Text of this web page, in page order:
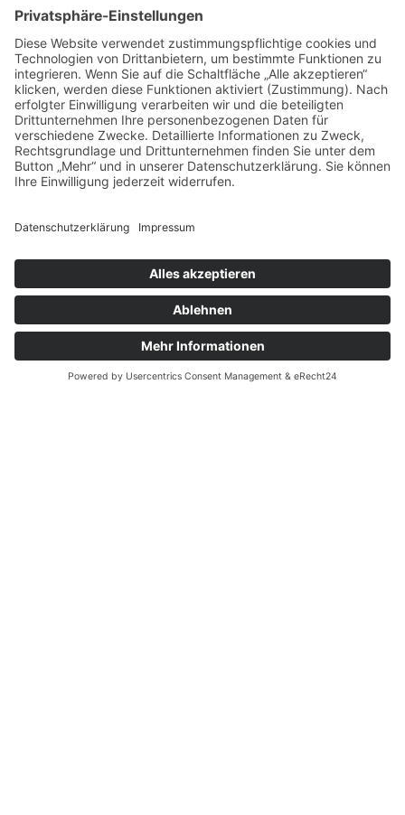
Das sagen unsere
Kunden zu
unseren
Leistungen
Unsere Kundenbewertungen zeigen, warum msisdesign. Die
Markenagentur zu den führenden Agenturen für SEO- und KI-
gestütztes Webdesign in Deutschland zählt. Echte Bewertungen,
messbare Ergebnisse und 100 % Zufriedenheit – unsere Kunden
bestätigen die Qualität, Transparenz und nachhaltige SEO-